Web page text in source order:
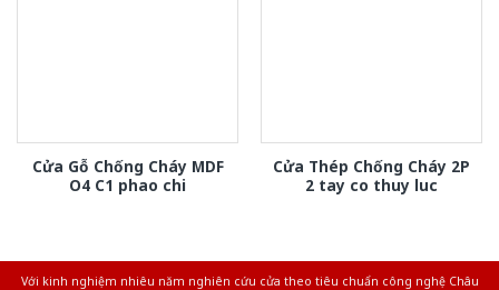
Cửa Gỗ Chống Cháy MDF
O4 C1 phao chi
Cửa Thép Chống Cháy 2P
2 tay co thuy luc
Với kinh nghiệm nhiêu năm nghiên cứu cửa theo tiêu chuẩn công nghệ Châu